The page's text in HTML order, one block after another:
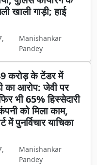
खाली गाड़ी; हाई
Manishankar
Pandey
करोड़ के टेंडर में
का आरोप: जेवी पर
भी 65% हिस्सेदारी
को मिला काम,
में पुनर्विचार याचिका
Manishankar
Pandey